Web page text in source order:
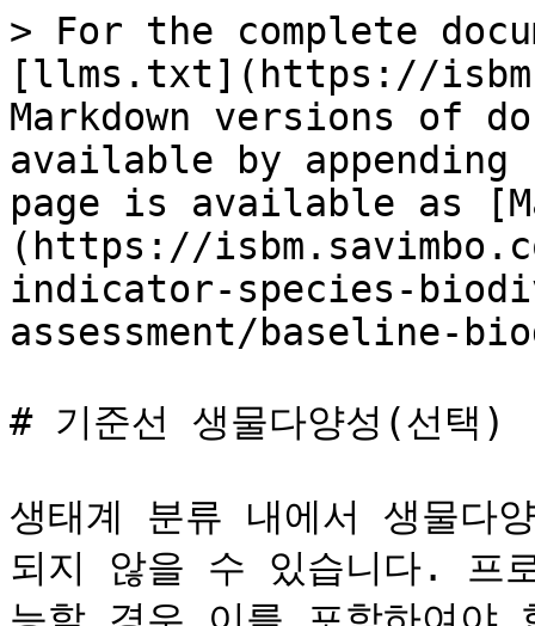
> For the complete
[llms.txt](https://
Markdown versions of
available by
page is available as
(https://
indicator-species-
assessment/baseline-
# 기준선 생물다양성(선택)
생태계 분류 내에서 생물다
되지 않을 수 있습니다. 프